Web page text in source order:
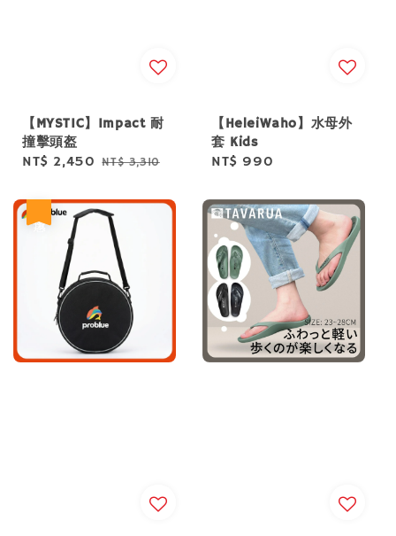
【MYSTIC】Impact 耐
撞擊頭盔
Sale
NT$ 2,450 Regular
NT$ 3,310
【HeleiWaho】水母外
套 Kids
Regular
NT$ 990